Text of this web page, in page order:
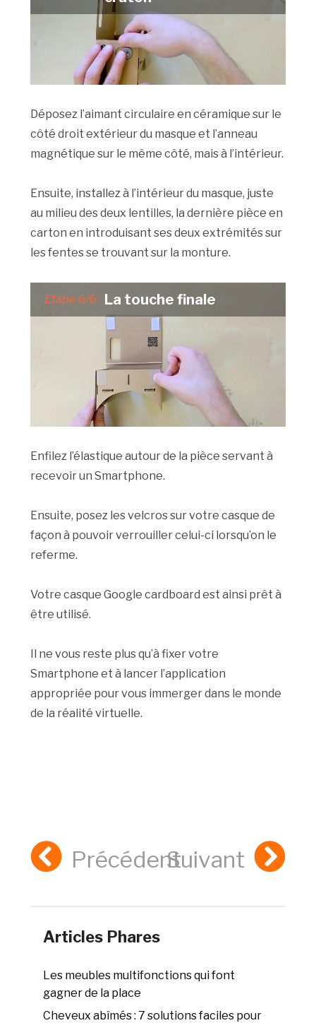
Déposez l’aimant circulaire en céramique sur le
côté droit extérieur du masque et l’anneau
magnétique sur le même côté, mais à l’intérieur.
Ensuite, installez à l’intérieur du masque, juste
au milieu des deux lentilles, la dernière pièce en
carton en introduisant ses deux extrémités sur
les fentes se trouvant sur la monture.
Etape 6/6 : La touche finale
Enfilez l’élastique autour de la pièce servant à
recevoir un Smartphone.
Ensuite, posez les velcros sur votre casque de
façon à pouvoir verrouiller celui-ci lorsqu’on le
referme.
Votre casque Google cardboard est ainsi prêt à
être utilisé.
Il ne vous reste plus qu’à fixer votre
Smartphone et à lancer l’application
appropriée pour vous immerger dans le monde
de la réalité virtuelle.
PrécédentSuivant
Articles Phares
Les meubles multifonctions qui font
gagner de la place
Cheveux abîmés : 7 solutions faciles pour